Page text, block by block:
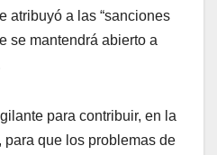
atribuyó a las “sanciones
se mantendrá abierto a
para contribuir, en la
para que los problemas de